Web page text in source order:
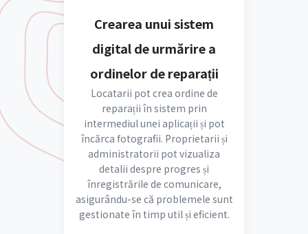
Crearea unui sistem
digital de urmărire a
ordinelor de reparații
Locatarii pot crea ordine de
reparații în sistem prin
intermediul unei aplicații și pot
încărca fotografii. Proprietarii și
administratorii pot vizualiza
detalii despre progres și
înregistrările de comunicare,
asigurându-se că problemele sunt
gestionate în timp util și eficient.